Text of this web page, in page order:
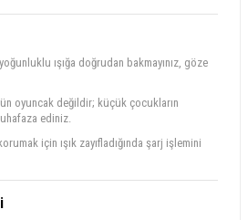
ışığa doğrudan bakmayınız, göze
oyuncak değildir; küçük çocukların
ediniz.
için ışık zayıfladığında şarj işlemini